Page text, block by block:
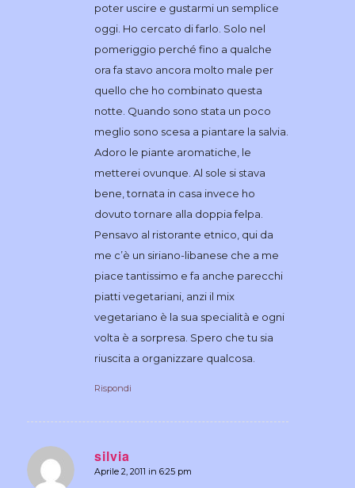
poter uscire e gustarmi un semplice
oggi. Ho cercato di farlo. Solo nel
pomeriggio perché fino a qualche
ora fa stavo ancora molto male per
quello che ho combinato questa
notte. Quando sono stata un poco
meglio sono scesa a piantare la salvia.
Adoro le piante aromatiche, le
metterei ovunque. Al sole si stava
bene, tornata in casa invece ho
dovuto tornare alla doppia felpa.
Pensavo al ristorante etnico, qui da
me c’è un siriano-libanese che a me
piace tantissimo e fa anche parecchi
piatti vegetariani, anzi il mix
vegetariano è la sua specialità e ogni
volta è a sorpresa. Spero che tu sia
riuscita a organizzare qualcosa.
Rispondi
silvia
dice:
Aprile 2, 2011 in 6:25 pm